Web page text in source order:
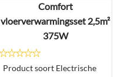
€203,32
Comfort
vloerverwarmingsset 2,5m²
375W
Product soort Electrische